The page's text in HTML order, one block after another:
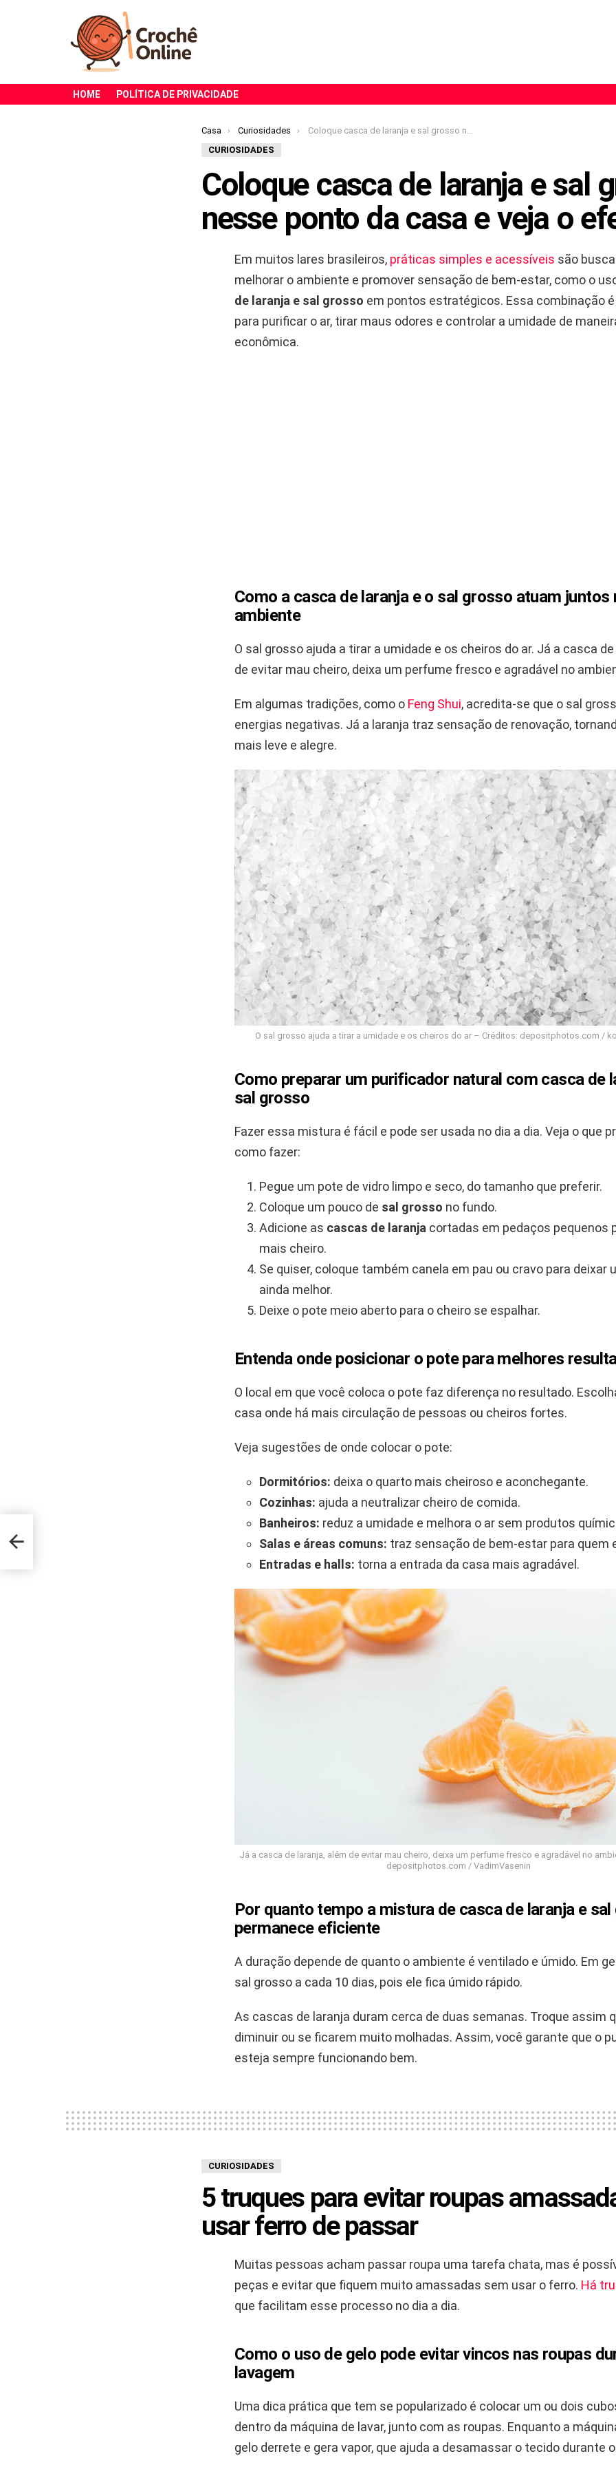
HOME POLÍTICA DE PRIVACIDADE
Você está aqui:
Casa Curiosidades
Coloque casca de laranja e sal grosso nesse ponto da casa e veja o efeito
CURIOSIDADES
Coloque casca de laranja e sal
nesse ponto da casa e veja o
Em muitos lares brasileiros, práticas simples e acessíveis são
melhorar o ambiente e promover sensação de bem-estar, como o
de laranja e sal grosso em pontos estratégicos. Essa combinação
para purificar o ar, tirar maus odores e controlar a umidade de
econômica.
Como a casca de laranja e o sal grosso atuam juntos
ambiente
O sal grosso ajuda a tirar a umidade e os cheiros do ar. Já a casca
de evitar mau cheiro, deixa um perfume fresco e agradável no
Em algumas tradições, como o Feng Shui, acredita-se que o sal
energias negativas. Já a laranja traz sensação de renovação,
mais leve e alegre.
O sal grosso ajuda a tirar a umidade e os cheiros do ar – Créditos: depositphotos.com /
Como preparar um purificador natural com casca de
sal grosso
Fazer essa mistura é fácil e pode ser usada no dia a dia. Veja o que
como fazer:
Pegue um pote de vidro limpo e seco, do tamanho que preferir.
Coloque um pouco de sal grosso no fundo.
Adicione as cascas de laranja cortadas em pedaços pequenos
mais cheiro.
Se quiser, coloque também canela em pau ou cravo para deixar
ainda melhor.
Deixe o pote meio aberto para o cheiro se espalhar.
Entenda onde posicionar o pote para melhores
O local em que você coloca o pote faz diferença no resultado.
casa onde há mais circulação de pessoas ou cheiros fortes.
Veja sugestões de onde colocar o pote:
Dormitórios: deixa o quarto mais cheiroso e aconchegante.
Cozinhas: ajuda a neutralizar cheiro de comida.
Banheiros: reduz a umidade e melhora o ar sem produtos
Salas e áreas comuns: traz sensação de bem-estar para quem
Entradas e halls: torna a entrada da casa mais agradável.
Já a casca de laranja, além de evitar mau cheiro, deixa um perfume fresco e agradável no
depositphotos.com / VadimVasenin
Por quanto tempo a mistura de casca de laranja e
permanece eficiente
A duração depende de quanto o ambiente é ventilado e úmido. Em
sal grosso a cada 10 dias, pois ele fica úmido rápido.
As cascas de laranja duram cerca de duas semanas. Troque assim
diminuir ou se ficarem muito molhadas. Assim, você garante que o
esteja sempre funcionando bem.
CURIOSIDADES
5 truques para evitar roupas
usar ferro de passar
Muitas pessoas acham passar roupa uma tarefa chata, mas é
peças e evitar que fiquem muito amassadas sem usar o ferro. Há
que facilitam esse processo no dia a dia.
Como o uso de gelo pode evitar vincos nas roupas
lavagem
Uma dica prática que tem se popularizado é colocar um ou dois
dentro da máquina de lavar, junto com as roupas. Enquanto a
gelo derrete e gera vapor, que ajuda a desamassar o tecido durante